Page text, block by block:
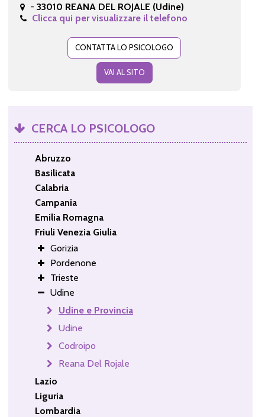
- 33010 REANA DEL ROJALE (Udine)
Clicca qui per visualizzare il telefono
CONTATTA LO PSICOLOGO
VAI AL SITO
CERCA LO PSICOLOGO
Abruzzo
Basilicata
Calabria
Campania
Emilia Romagna
Friuli Venezia Giulia
Gorizia
Pordenone
Trieste
Udine
Udine e Provincia
Udine
Codroipo
Reana Del Rojale
Lazio
Liguria
Lombardia